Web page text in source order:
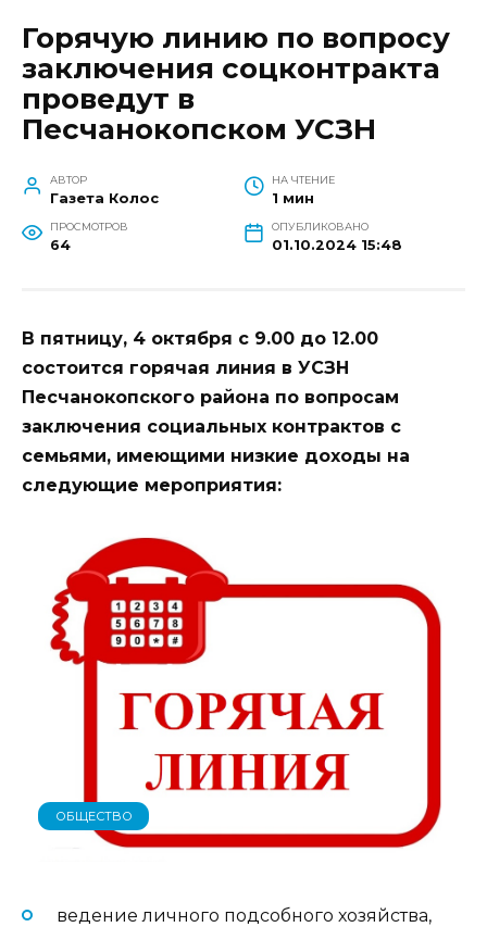
Горячую линию по вопросу
заключения соцконтракта
проведут в
Песчанокопском УСЗН
АВТОР
Газета Колос
НА ЧТЕНИЕ
1 мин
ПРОСМОТРОВ
64
ОПУБЛИКОВАНО
01.10.2024 15:48
В пятницу, 4 октября с 9.00 до 12.00
состоится горячая линия в УСЗН
Песчанокопского района по вопросам
заключения социальных контрактов с
семьями, имеющими низкие доходы на
следующие мероприятия:
ОБЩЕСТВО
ведение личного подсобного хозяйства,